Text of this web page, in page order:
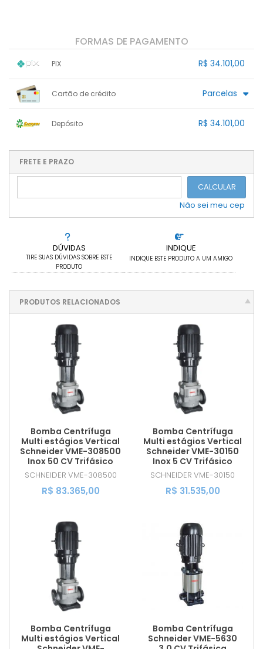
DÚVIDAS
TIRE SUAS DÚVIDAS SOBRE ESTE
PRODUTO
INDIQUE
INDIQUE ESTE PRODUTO A UM AMIGO
FORMAS DE PAGAMENTO
PIX R$ 34.101,00
.
Cartão de crédito Parcelas
....
Depósito R$ 34.101,00
...
...
FRETE E PRAZO
CALCULAR
Não sei meu cep
PRODUTOS RELACIONADOS
Bomba Centrífuga
Multi estágios Vertical
Schneider VME-308500
Inox 50 CV Trifásico
SCHNEIDER VME-308500
R$ 83.365,00
Bomba Centrífuga
Multi estágios Vertical
Schneider VME-30150
Inox 5 CV Trifásico
SCHNEIDER VME-30150
R$ 31.535,00
Bomba Centrífuga
Multi estágios Vertical
Bomba Centrífuga
Schneider VME-5630